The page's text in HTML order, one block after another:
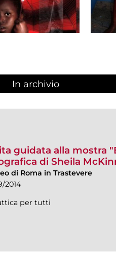
In archivio
guidata alla mostra
di Sheila
di Roma in Trastevere
2014
per tutti